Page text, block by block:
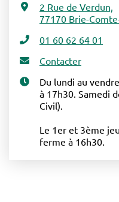
2 Rue de Verdun,
77170 Brie-
01 60 62 64 01
Contacter
Du lundi au
à 17h30. Samedi
Civil).
Le 1er et 3ème
ferme à 16h30.